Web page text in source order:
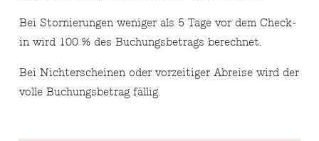
Bei Stornierungen weniger als 5 Tage vor dem Check-
in wird 100 % des Buchungsbetrags berechnet.
Bei Nichterscheinen oder vorzeitiger Abreise wird der
volle Buchungsbetrag fällig.